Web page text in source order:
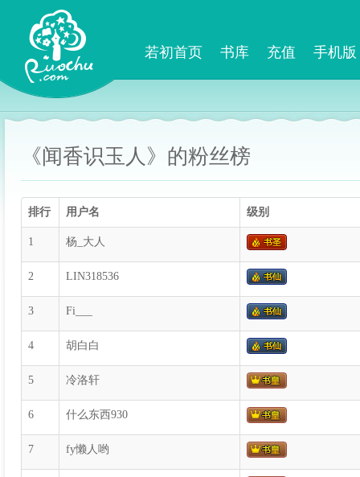
若初首页 书库 充值 手机版
《闻香识玉人》的粉丝榜
排行 用户名 级别
1 杨_大人
2 LIN318536
3 Fi___
4 胡白白
5 冷洛轩
6 什么东西930
7 fy懒人哟